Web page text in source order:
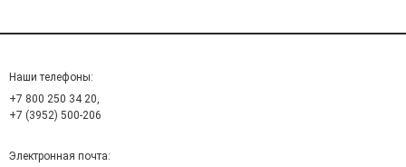
Наши телефоны:
+7 800 250 34 20,
+7 (3952) 500-206
Электронная почта: